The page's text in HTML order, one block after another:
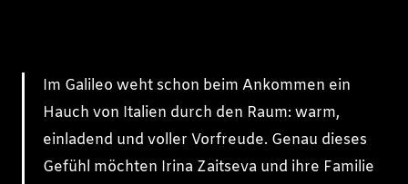
Im Galileo weht schon beim Ankommen ein
Hauch von Italien durch den Raum: warm,
einladend und voller Vorfreude. Genau dieses
Gefühl möchten Irina Zaitseva und ihre Familie